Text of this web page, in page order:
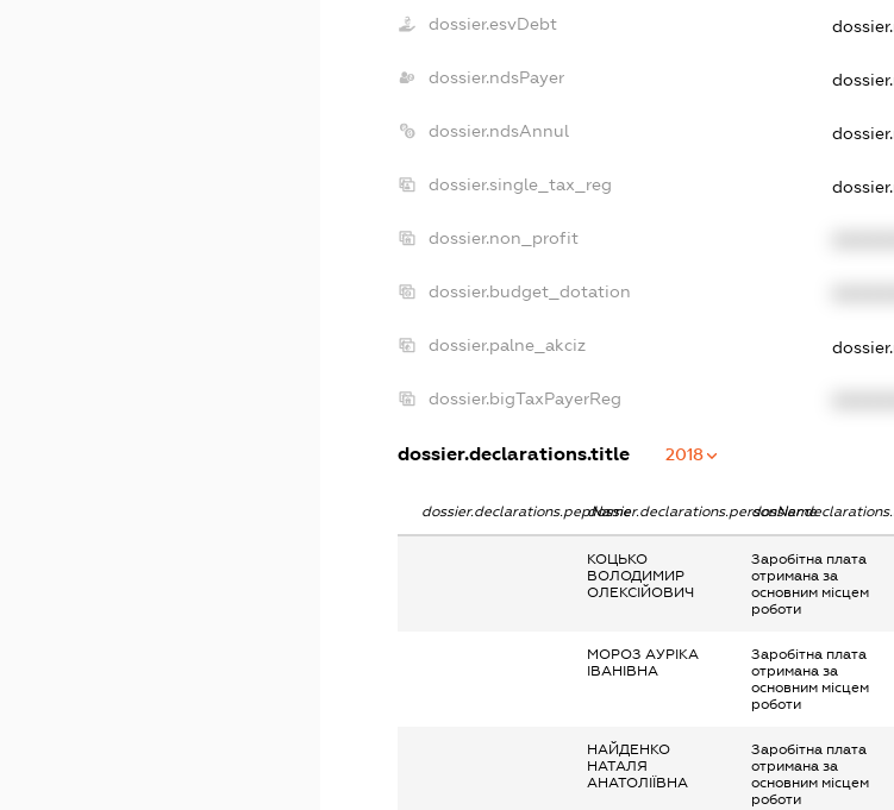
dossier.esvDebt
dossier.ndsPayer
dossier.ndsAnnul
dossier.single_tax_reg
dossier.non_profit
dossier.budget_dotation
dossier.palne_akciz
dossier.bigTaxPayerReg
dossier.declarations.title 2018
dossier.declarations.pepNamedossier.declarations.personName
КОЦЬКО
ВОЛОДИМИР
ОЛЕКСІЙОВИЧ
Заробітна плата
отримана за
основним місцем
роботи
МОРОЗ АУРІКА
ІВАНІВНА
Заробітна плата
отримана за
основним місцем
роботи
НАЙДЕНКО
НАТАЛЯ
АНАТОЛІЇВНА
Заробітна плата
отримана за
основним місцем
роботи